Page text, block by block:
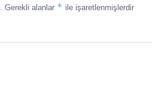
Gerekli alanlar * ile işaretlenmişlerdir